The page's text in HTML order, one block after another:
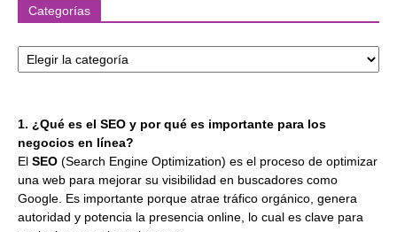
Categorías
1. ¿Qué es el SEO y por qué es importante para los
negocios en línea?
El SEO (Search Engine Optimization) es el proceso de optimizar
una web para mejorar su visibilidad en buscadores como
Google. Es importante porque atrae tráfico orgánico, genera
autoridad y potencia la presencia online, lo cual es clave para